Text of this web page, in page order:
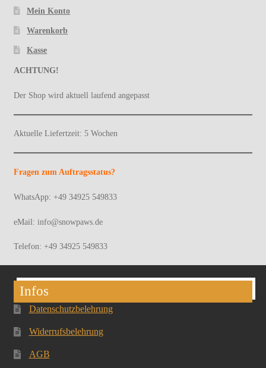
Mein Konto
Warenkorb
Kasse
ACHTUNG!
Der Shop wird aktuell laufend angepasst
Aktuelle Liefertzeit: 5 Wochen
Fragen zum Auftragsstatus?
WhatsApp: +49 34925 549833
eMail: info@snowpaws.de
Telefon: +49 34925 549833
Infos
Datenschutzbelehrung
Widerrufsbelehrung
AGB